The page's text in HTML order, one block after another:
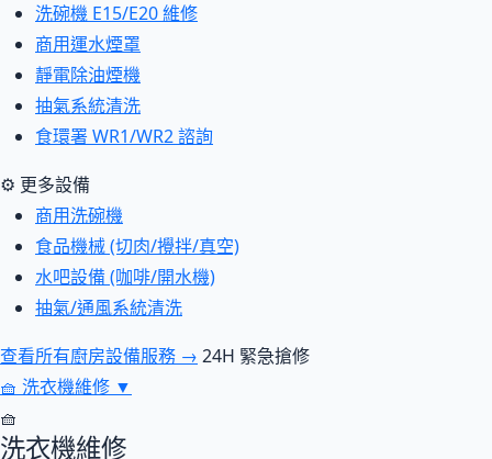
洗碗機 E15/E20 維修
商用運水煙罩
靜電除油煙機
抽氣系統清洗
食環署 WR1/WR2 諮詢
⚙ 更多設備
商用洗碗機
食品機械 (切肉/攪拌/真空)
水吧設備 (咖啡/開水機)
抽氣/通風系統清洗
查看所有廚房設備服務 → 24H 緊急搶修
🧺 洗衣機維修 ▼
🧺
洗衣機維修